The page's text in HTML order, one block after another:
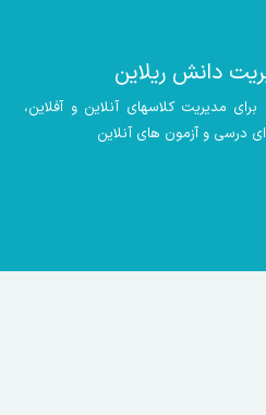
دانش ریلاین
مدیریت کلاسهای آنلاین و آفلاین،
درسی و آزمون های آنلاین